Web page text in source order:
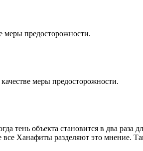
меры предосторожности.
меры предосторожности.
тень объекта становится в два
Ханафиты разделяют это мнение.